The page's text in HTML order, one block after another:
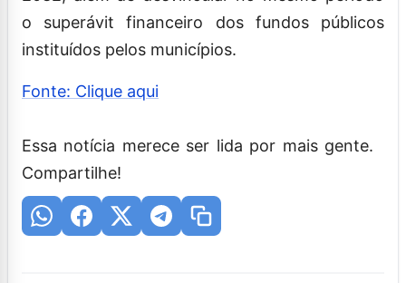
o superávit financeiro dos fundos públicos
instituídos pelos municípios.
Fonte: Clique aqui
Essa notícia merece ser lida por mais gente.
Compartilhe!